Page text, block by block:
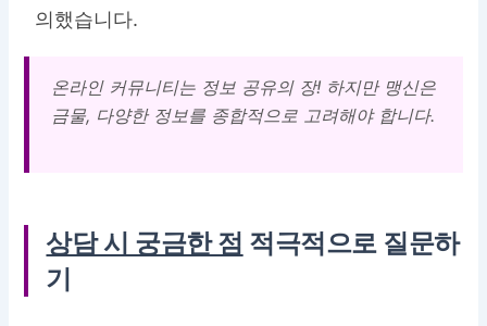
의했습니다.
온라인 커뮤니티는 정보 공유의 장! 하지만 맹신은
금물, 다양한 정보를 종합적으로 고려해야 합니다.
상담 시 궁금한 점 적극적으로 질문하
기